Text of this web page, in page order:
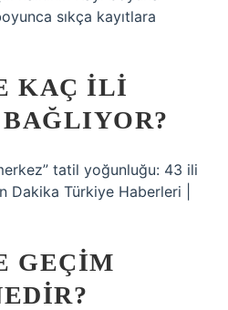
sıkça kayıtlara
KAÇ ILI
tatil yoğunluğu: 43 ili
Dakika Türkiye Haberleri |
GEÇIM